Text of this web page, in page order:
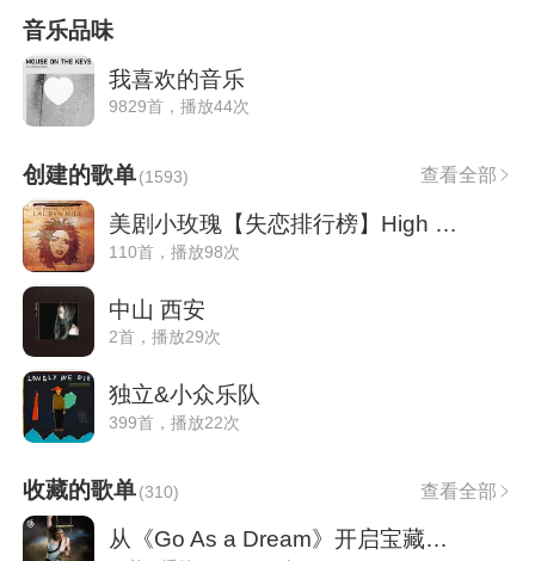
音乐品味
我喜欢的音乐
9829首，播放44次
创建的歌单(1593) 查看全部
美剧小玫瑰【失恋排行榜】High Fidelity
110首，播放98次
中山 西安
2首，播放29次
独立&小众乐队
399首，播放22次
收藏的歌单(310) 查看全部
从《Go As a Dream》开启宝藏音乐环游|宝藏雷达